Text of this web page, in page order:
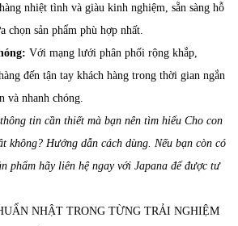
nhiệt tình và giàu kinh nghiệm, sẵn sàng hỗ
chọn sản phẩm phù hợp nhất.
Với mạng lưới phân phối rộng khắp,
đến tận tay khách hàng trong thời gian ngắn
và nhanh chóng.
tin cần thiết mà bạn nên tìm hiểu Cho con
không? Hướng dẫn cách dùng. Nếu bạn còn có
phẩm hãy liên hệ ngay với Japana để được tư
NHẬT TRONG TỪNG TRẢI NGHIỆM